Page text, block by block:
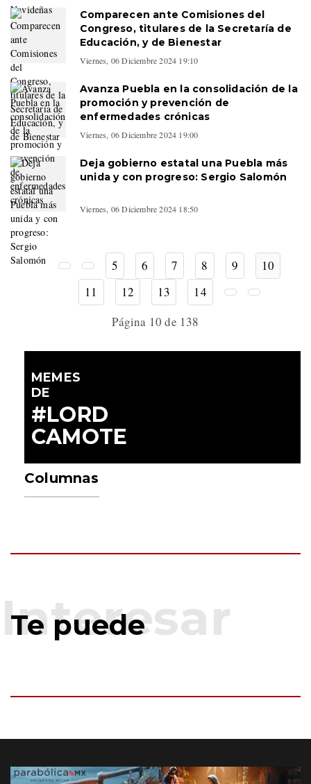
Comparecen ante Comisiones del
Congreso, titulares de la Secretaría de
Educación, y de Bienestar
Viernes, 06 Diciembre 2024 19:10
Avanza Puebla en la consolidación de la
promoción y prevención de
enfermedades crónicas
Viernes, 06 Diciembre 2024 19:00
Deja gobierno estatal una Puebla más
unida y con progreso: Sergio Salomón
Viernes, 06 Diciembre 2024 18:50
5 6 7 8 9
10
11
12 13
14
Página 10 de 138
MEMES
DE
#LORD
CAMOTE
Columnas
Te puede